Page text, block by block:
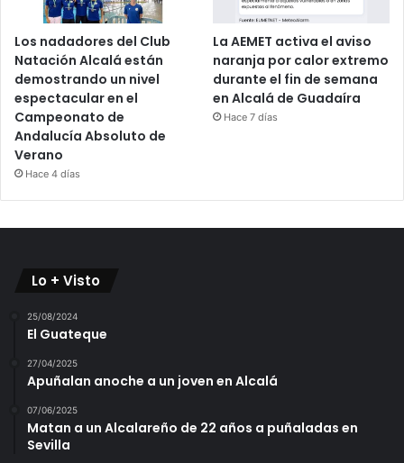
Los nadadores del Club
Natación Alcalá están
demostrando un nivel
espectacular en el
Campeonato de
Andalucía Absoluto de
Verano
Hace 4 días
La AEMET activa el aviso
naranja por calor extremo
durante el fin de semana
en Alcalá de Guadaíra
Hace 7 días
Lo + Visto
25/08/2024
El Guateque
27/04/2025
Apuñalan anoche a un joven en Alcalá
07/06/2025
Matan a un Alcalareño de 22 años a puñaladas en
Sevilla